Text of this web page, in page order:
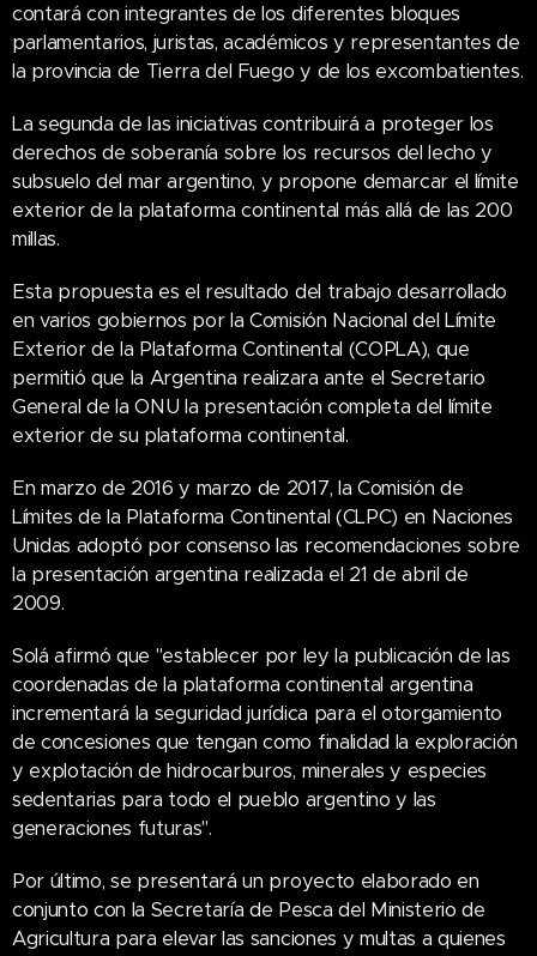
contará con integrantes de los diferentes bloques
parlamentarios, juristas, académicos y representantes de
la provincia de Tierra del Fuego y de los excombatientes.
La segunda de las iniciativas contribuirá a proteger los
derechos de soberanía sobre los recursos del lecho y
subsuelo del mar argentino, y propone demarcar el límite
exterior de la plataforma continental más allá de las 200
millas.
Esta propuesta es el resultado del trabajo desarrollado
en varios gobiernos por la Comisión Nacional del Límite
Exterior de la Plataforma Continental (COPLA), que
permitió que la Argentina realizara ante el Secretario
General de la ONU la presentación completa del límite
exterior de su plataforma continental.
En marzo de 2016 y marzo de 2017, la Comisión de
Límites de la Plataforma Continental (CLPC) en Naciones
Unidas adoptó por consenso las recomendaciones sobre
la presentación argentina realizada el 21 de abril de
2009.
Solá afirmó que "establecer por ley la publicación de las
coordenadas de la plataforma continental argentina
incrementará la seguridad jurídica para el otorgamiento
de concesiones que tengan como finalidad la exploración
y explotación de hidrocarburos, minerales y especies
sedentarias para todo el pueblo argentino y las
generaciones futuras".
Por último, se presentará un proyecto elaborado en
conjunto con la Secretaría de Pesca del Ministerio de
Agricultura para elevar las sanciones y multas a quienes